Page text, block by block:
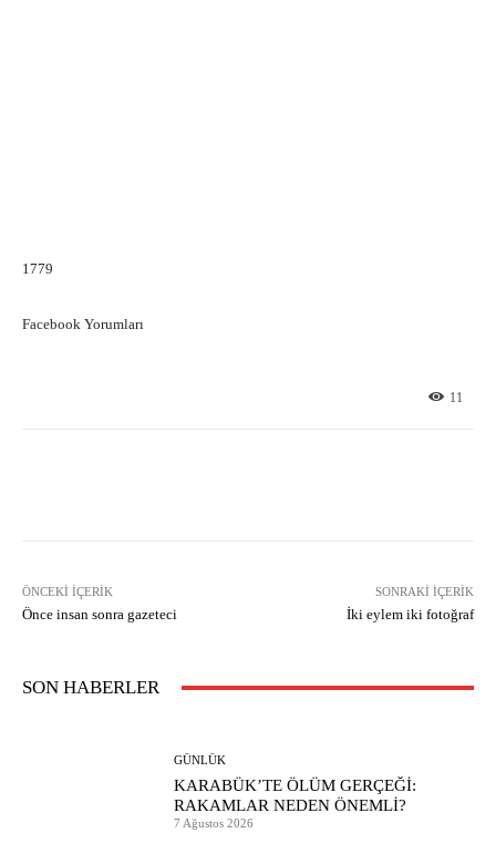
1779
Facebook Yorumları
11
ÖNCEKI İÇERIK
Önce insan sonra gazeteci
SONRAKI İÇERIK
İki eylem iki fotoğraf
SON HABERLER
GÜNLÜK
KARABÜK’TE ÖLÜM GERÇEĞİ:
RAKAMLAR NEDEN ÖNEMLİ?
7 Ağustos 2026